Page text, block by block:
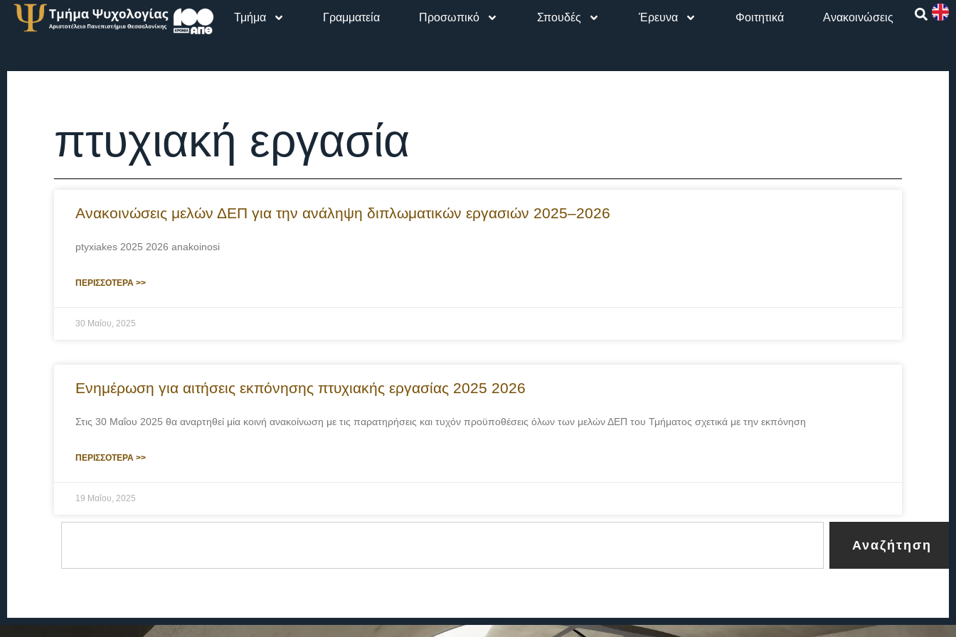
Τμήμα Γραμματεία Προσωπικό Σπουδές Έρευνα Φοιτητικά Aνακοινώσεις
πτυχιακή εργασία
Ανακοινώσεις μελών ΔΕΠ για την ανάληψη διπλωματικών εργασιών 2025–2026
ptyxiakes 2025 2026 anakoinosi
ΠΕΡΙΣΣΟΤΕΡΑ >>
30 Μαΐου, 2025
Ενημέρωση για αιτήσεις εκπόνησης πτυχιακής εργασίας 2025 2026
Στις 30 Μαΐου 2025 θα αναρτηθεί μία κοινή ανακοίνωση με τις παρατηρήσεις και τυχόν προϋποθέσεις όλων των μελών ΔΕΠ του Τμήματος σχετικά με την εκπόνηση
ΠΕΡΙΣΣΟΤΕΡΑ >>
19 Μαΐου, 2025
Αναζήτηση